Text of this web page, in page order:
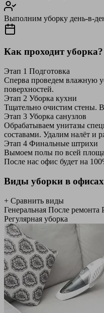
Выполним уборку день-в-
Как проходит уборка?
Этап 1 Подготовка
Сперва проведем влажную
поверхностей.
Этап 2 Уборка кухни
Тщательно очистим стены.
Этап 3 Уборка санузлов
Обрабатываем унитазы
составами. Удалим налёт и
Этап 4 Финальные штрихи
Вымоем полы по всей
После нас офис будет на
Виды уборки в офисах
+ Сравнить виды
Генеральная После ремонта
Регулярная уборка